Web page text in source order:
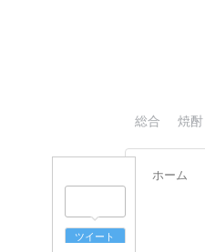
総合 焼酎
ホーム
ツイート